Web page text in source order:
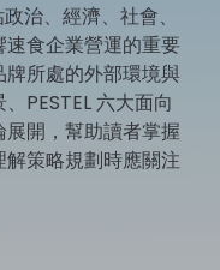
工具
>
治、經濟、社會、
食企業營運的重要
所處的外部環境與
PESTEL 六大面向
開，幫助讀者掌握
策略規劃時應關注